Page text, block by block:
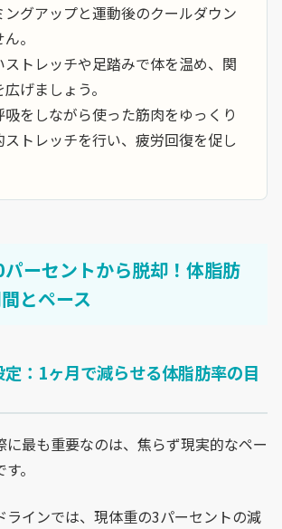
グアップと運動後のクールダウン
。
トレッチや足踏みで体を温め、関
げましょう。
をしながら使った筋肉をゆっくり
ストレッチを行い、疲労回復を促し
ーセントから脱却！体脂肪
とペース
：1ヶ月で減らせる体脂肪率の目
に最も重要なのは、焦らず現実的なペー
。
ラインでは、現体重の3パーセントの減